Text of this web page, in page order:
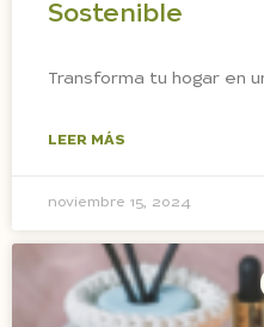
Sostenible
Transforma tu hogar en
LEER MÁS
noviembre 15, 2024